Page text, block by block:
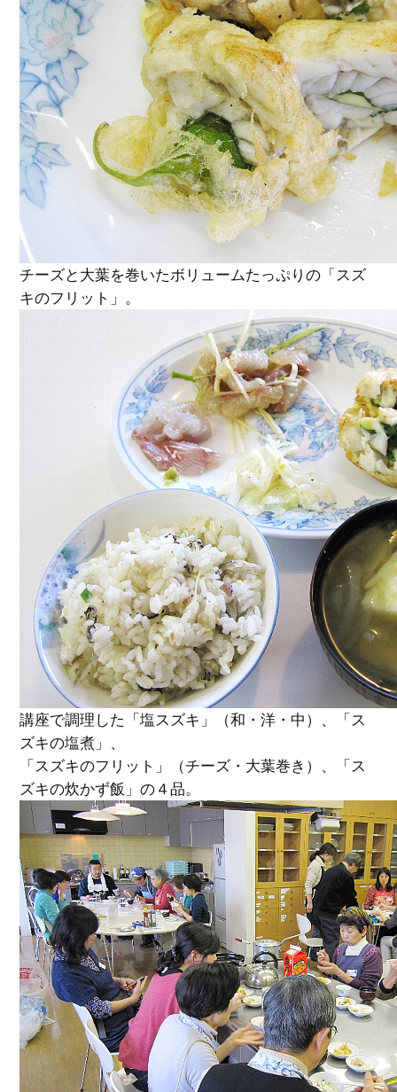
チーズと大葉を巻いたボリュームたっぷりの「スズ
キのフリット」。
講座で調理した「塩スズキ」（和・洋・中）、「ス
ズキの塩煮」、
「スズキのフリット」（チーズ・大葉巻き）、「ス
ズキの炊かず飯」の４品。